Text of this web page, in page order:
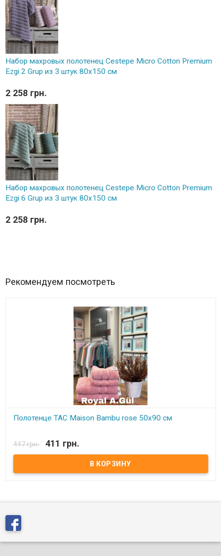
Набор махровых полотенец Cestepe Micro Cotton Premium
Ezgi 2 Grup из 3 штук 80х150 см
2 258 грн.
Набор махровых полотенец Cestepe Micro Cotton Premium
Ezgi 6 Grup из 3 штук 80х150 см
2 258 грн.
Рекомендуем посмотреть
Полотенце ТАС Maison Bambu rose 50х90 см
50х90 см. Размер: 50х90см-1 шт. Состав: 50% хлопок, 50% бамбук,
махра. Упаковка: ПВХ. Производитель:TAC (Турция).
447 грн. 411 грн.